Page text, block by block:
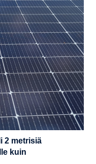
2 metrisiä
kuin